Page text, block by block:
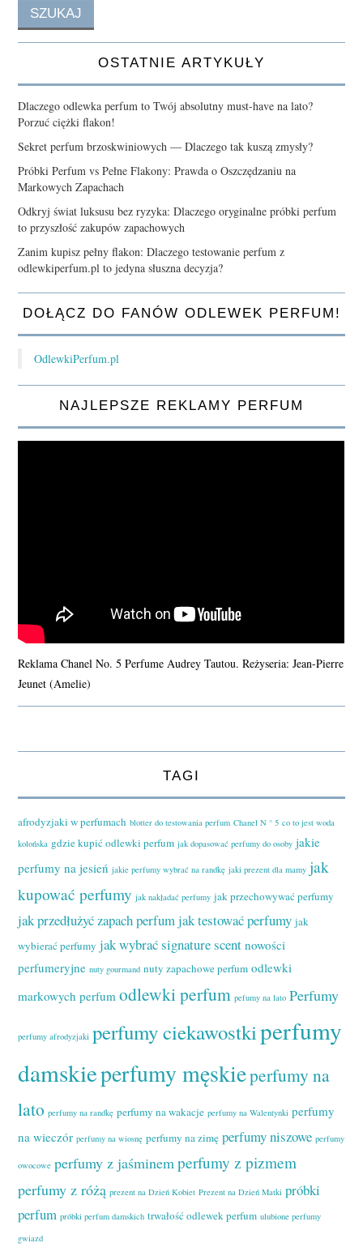
OSTATNIE ARTYKUŁY
Dlaczego odlewka perfum to Twój absolutny must-have na lato?
Porzuć ciężki flakon!
Sekret perfum brzoskwiniowych — Dlaczego tak kuszą zmysły?
Próbki Perfum vs Pełne Flakony: Prawda o Oszczędzaniu na
Markowych Zapachach
Odkryj świat luksusu bez ryzyka: Dlaczego oryginalne próbki perfum
to przyszłość zakupów zapachowych
Zanim kupisz pełny flakon: Dlaczego testowanie perfum z
odlewkiperfum.pl to jedyna słuszna decyzja?
DOŁĄCZ DO FANÓW ODLEWEK PERFUM!
OdlewkiPerfum.pl
NAJLEPSZE REKLAMY PERFUM
Reklama Chanel No. 5 Perfume Audrey Tautou. Reżyseria: Jean-Pierre
Jeunet (Amelie)
TAGI
afrodyzjaki w perfumach blotter do testowania perfum Chanel N ° 5 co to jest woda
kolońska gdzie kupić odlewki perfum jak dopasować perfumy do osoby jakie
perfumy na jesień jakie perfumy wybrać na randkę jaki prezent dla mamy jak
kupować perfumy jak nakładać perfumy jak przechowywać perfumy
jak przedłużyć zapach perfum jak testować perfumy jak
wybierać perfumy jak wybrać signature scent nowości
perfumeryjne nuty gourmand nuty zapachowe perfum odlewki
markowych perfum odlewki perfum pefumy na lato Perfumy
perfumy afrodyzjaki perfumy ciekawostkiperfumy
damskieperfumy męskieperfumy na
lato perfumy na randkę perfumy na wakacje perfumy na Walentynki perfumy
na wieczór perfumy na wiosnę perfumy na zimę perfumy niszowe perfumy
owocowe perfumy z jaśminem perfumy z pizmem
perfumy z różą prezent na Dzień Kobiet Prezent na Dzień Matki próbki
perfum próbki perfum damskich trwałość odlewek perfum ulubione perfumy
gwiazd